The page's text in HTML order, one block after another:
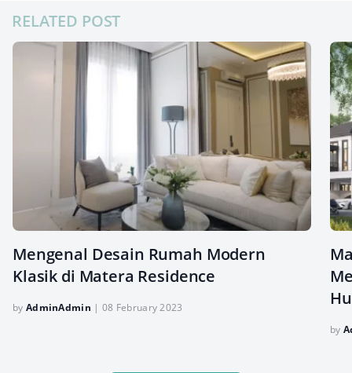
RELATED POST
Mengenal Desain Rumah Modern
Klasik di Matera Residence
by AdminAdmin | 08 February 2023
by